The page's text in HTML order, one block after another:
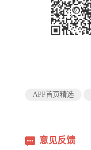
APP首页精选
意见反馈